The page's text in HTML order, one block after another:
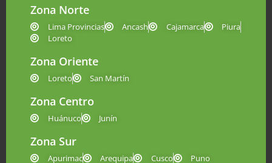
Zona Norte
Lima Provincias Ancash Cajamarca
Piura
Loreto
Zona Oriente
Loreto San Martín
Zona Centro
Huánuco Junín
Zona Sur
Apurimac Arequipa Cusco Puno